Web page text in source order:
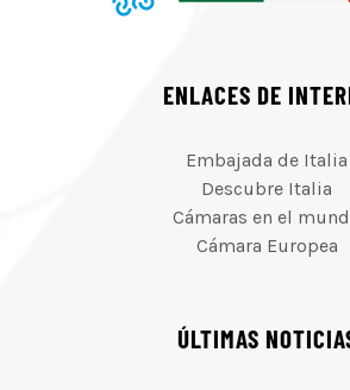
ENLACES DE
Embajada de Italia
Descubre Italia
Cámaras en el
Cámara Europea
ÚLTIMAS